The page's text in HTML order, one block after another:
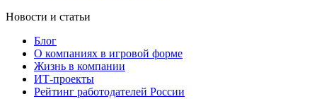
Новости и статьи
Блог
О компаниях в игровой форме
Жизнь в компании
ИТ-проекты
Рейтинг работодателей России